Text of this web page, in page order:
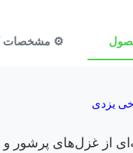
⚙️ مشخصات
یزدی
از غزل‌های پرشور و